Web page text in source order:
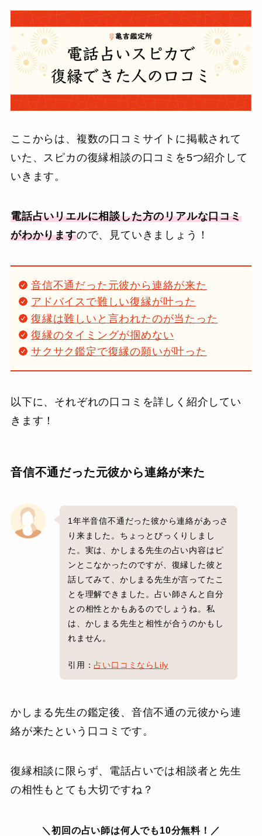
ここからは、複数の口コミサイトに掲載されて
いた、スピカの復縁相談の口コミを5つ紹介して
いきます。
電話占いリエルに相談した方のリアルな口コミ
がわかりますので、見ていきましょう！
音信不通だった元彼から連絡が来た
アドバイスで難しい復縁が叶った
復縁は難しいと言われたのが当たった
復縁のタイミングが掴めない
サクサク鑑定で復縁の願いが叶った
以下に、それぞれの口コミを詳しく紹介してい
きます！
音信不通だった元彼から連絡が来た
1年半音信不通だった彼から連絡があっさ
り来ました。ちょっとびっくりしまし
た。実は、かしまる先生の占い内容はピ
ンとこなかったのですが、復縁した彼と
話してみて、かしまる先生が言ってたこ
とを理解できました。占い師さんと自分
との相性とかもあるのでしょうね。私
は、かしまる先生と相性が合うのかもし
れません。
引用：占い口コミならLily
かしまる先生の鑑定後、音信不通の元彼から連
絡が来たという口コミです。
復縁相談に限らず、電話占いでは相談者と先生
の相性もとても大切ですね？
＼初回の占い師は何人でも10分無料！／